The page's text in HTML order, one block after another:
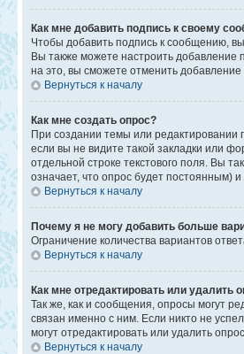
Как мне добавить подпись к своему
Чтобы добавить подпись к сообщению,
Вы также можете настроить
на это, вы сможете отменить
Вернуться к началу
Как мне создать опрос?
При создании темы или
если вы не видите такой закладки или
отдельной строке текстового поля. Вы
означает, что опрос будет постоянным)
Вернуться к началу
Почему я не могу добавить больше
Ограничение количества вариантов
Вернуться к началу
Как мне отредактировать или удалить
Так же, как и сообщения, опросы могут
связан именно с ним. Если никто не
могут отредактировать или удалить
Вернуться к началу